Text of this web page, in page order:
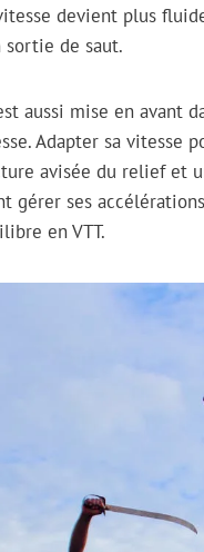
devient plus
de saut.
aussi mise en
Adapter sa vitesse
avisée du relief et
gérer ses
en VTT.